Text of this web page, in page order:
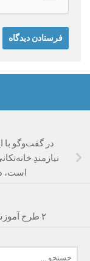
در گفت‌وگو با
نیازمندِ
است،
۲ طرح آموزشی در دانشگاه تربت‌حیدریه افتتاح شد